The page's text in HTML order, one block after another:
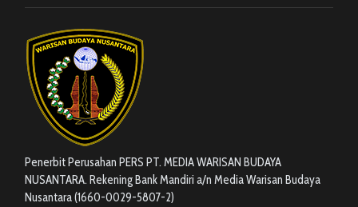
Penerbit Perusahan PERS PT. MEDIA WARISAN BUDAYA
NUSANTARA. Rekening Bank Mandiri a/n Media Warisan Budaya
Nusantara (1660-0029-5807-2)